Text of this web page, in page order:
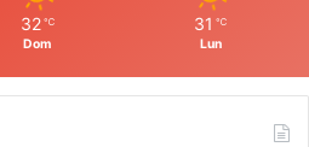
32 ℃
Dom
31 ℃
Lun